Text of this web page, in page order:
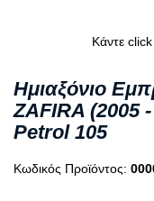
Κάντε click
Ημιαξόνιο
ZAFIRA (2005
Petrol 105
Κωδικός Προϊόντος: